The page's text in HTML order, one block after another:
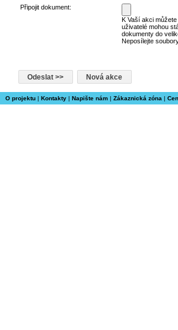
Připojit dokument:
K Vaší akci
uživatelé mohou
dokumenty do
Neposílejte
O projektu| Kontakty| Napište nám| Zákaznická zóna |